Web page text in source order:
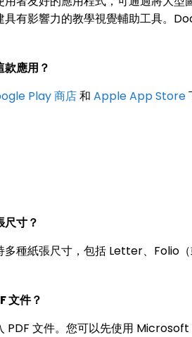
具有影響力的教學視覺輔助工具。
應用？
Play 商店和 Apple App Store
寸？
多種紙張尺寸，包括 Letter、Folio
文件？
PDF 文件。您可以先使用